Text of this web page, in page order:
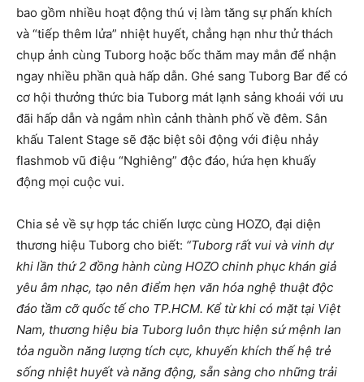
bao gồm nhiều hoạt động thú vị làm tăng sự phấn khích
và “tiếp thêm lửa” nhiệt huyết, chẳng hạn như thử thách
chụp ảnh cùng Tuborg hoặc bốc thăm may mắn để nhận
ngay nhiều phần quà hấp dẫn. Ghé sang Tuborg Bar để có
cơ hội thưởng thức bia Tuborg mát lạnh sảng khoái với ưu
đãi hấp dẫn và ngắm nhìn cảnh thành phố về đêm. Sân
khấu Talent Stage sẽ đặc biệt sôi động với điệu nhảy
flashmob vũ điệu “Nghiêng” độc đáo, hứa hẹn khuấy
động mọi cuộc vui.
Chia sẻ về sự hợp tác chiến lược cùng HOZO, đại diện
thương hiệu Tuborg cho biết: “Tuborg rất vui và vinh dự
khi lần thứ 2 đồng hành cùng HOZO chinh phục khán giả
yêu âm nhạc, tạo nên điểm hẹn văn hóa nghệ thuật độc
đáo tầm cỡ quốc tế cho TP.HCM. Kể từ khi có mặt tại Việt
Nam, thương hiệu bia Tuborg luôn thực hiện sứ mệnh lan
tỏa nguồn năng lượng tích cực, khuyến khích thế hệ trẻ
sống nhiệt huyết và năng động, sẵn sàng cho những trải